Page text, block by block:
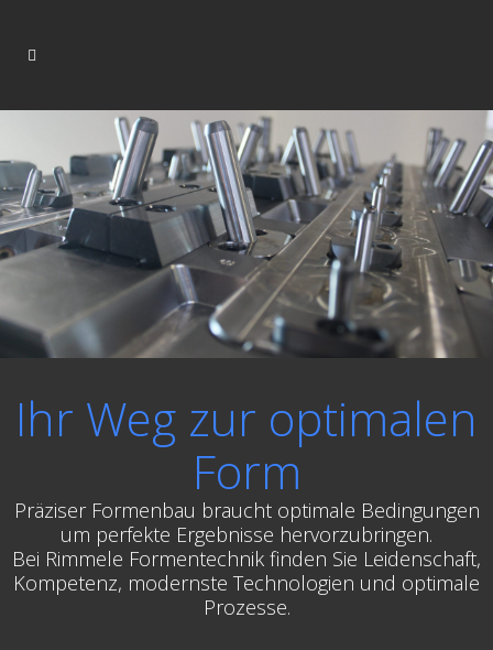
Ihr Weg zur optimalen
Form
Präziser Formenbau braucht optimale Bedingungen
um perfekte Ergebnisse hervorzubringen.
Bei Rimmele Formentechnik finden Sie Leidenschaft,
Kompetenz, modernste Technologien und optimale
Prozesse.